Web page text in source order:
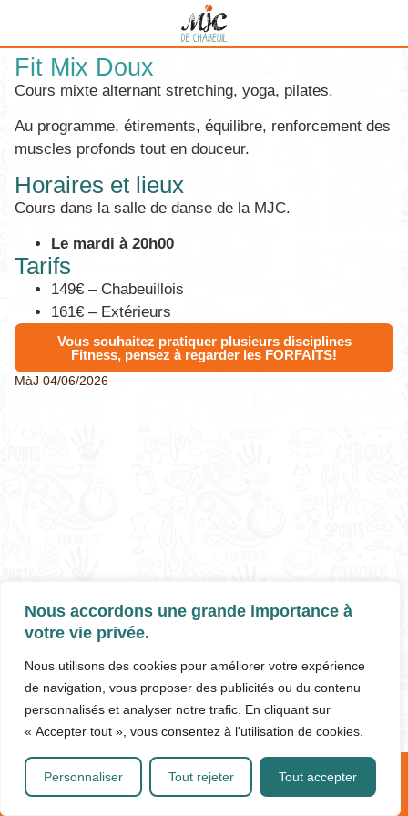
Nous accordons une grande importance à
votre vie privée.
Nous utilisons des cookies pour améliorer votre expérience
de navigation, vous proposer des publicités ou du contenu
personnalisés et analyser notre trafic. En cliquant sur
« Accepter tout », vous consentez à l'utilisation de cookies.
Personnaliser Tout rejeter Tout accepter
ITINÉRAIRE LA MJC ACTIVITÉS
Fit Mix Doux
Cours mixte alternant stretching, yoga, pilates.
Au programme, étirements, équilibre, renforcement des
muscles profonds tout en douceur.
Horaires et lieux
Cours dans la salle de danse de la MJC.
Le mardi à 20h00
Tarifs
149€ – Chabeuillois
161€ – Extérieurs
Vous souhaitez pratiquer plusieurs disciplines
Fitness, pensez à regarder les FORFAITS!
MàJ 04/06/2026